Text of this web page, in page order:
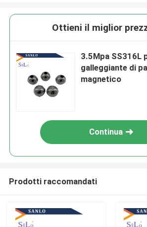
Ottieni il miglior
3.5Mpa SS316L
galleggiante di
magnetico
Continua
Prodotti raccomandati